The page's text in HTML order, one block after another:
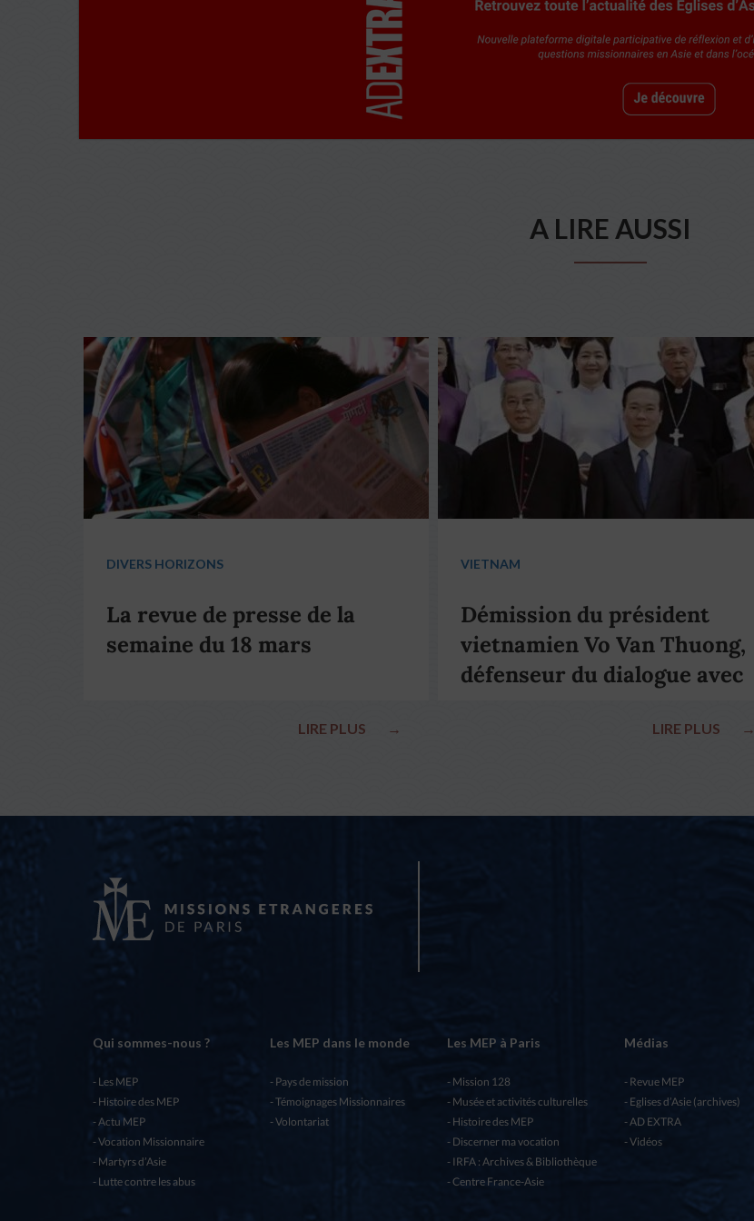
A LIRE AUSSI
DIVERS HORIZONS
La revue de presse de la
semaine du 18 mars
LIRE PLUS →
VIETNAM
Démission du président
vietnamien Vo Van Thuong,
défenseur du dialogue avec
LIRE PLUS →
Qui sommes-nous ?
Les MEP
Histoire des MEP
Actu MEP
Vocation Missionnaire
Martyrs d’Asie
Lutte contre les abus
Les MEP dans le monde
Pays de mission
Témoignages Missionnaires
Volontariat
Les MEP à Paris
Mission 128
Musée et activités culturelles
Histoire des MEP
Discerner ma vocation
IRFA : Archives & Bibliothèque
Centre France-Asie
Médias
Revue MEP
Eglises d’Asie (archives)
AD EXTRA
Vidéos